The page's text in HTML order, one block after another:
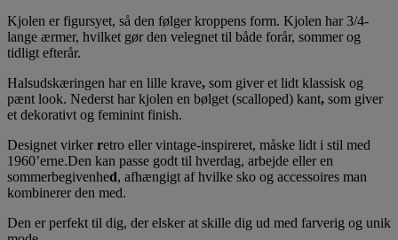
Kjolen er figursyet, så den følger kroppens form. Kjolen har 3/4-
lange ærmer, hvilket gør den velegnet til både forår, sommer og
tidligt efterår.
Halsudskæringen har en lille krave, som giver et lidt klassisk og
pænt look. Nederst har kjolen en bølget (scalloped) kant, som giver
et dekorativt og feminint finish.
Designet virker retro eller vintage-inspireret, måske lidt i stil med
1960’erne.Den kan passe godt til hverdag, arbejde eller en
sommerbegivenhed, afhængigt af hvilke sko og accessoires man
kombinerer den med.
Den er perfekt til dig, der elsker at skille dig ud med farverig og unik